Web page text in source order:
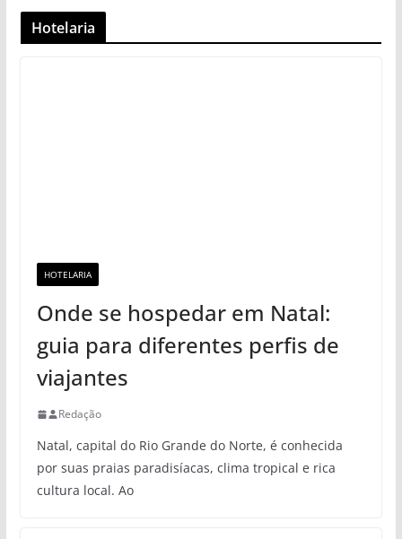
Hotelaria
HOTELARIA
Onde se hospedar em Natal:
guia para diferentes perfis de
viajantes
Redação
Natal, capital do Rio Grande do Norte, é conhecida
por suas praias paradisíacas, clima tropical e rica
cultura local. Ao